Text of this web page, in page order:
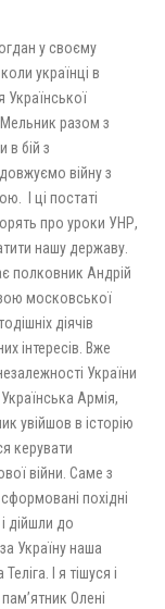
у своєму
українці в
Української
разом з
бій з
війну з
І ці постаті
про уроки УНР,
нашу державу.
полковник Андрій
московської
діячів
інтересів. Вже
України
Армія,
увійшов в історію
керувати
війни. Саме з
похідні
дійшли до
Україну наша
І я тішуся і
Олені